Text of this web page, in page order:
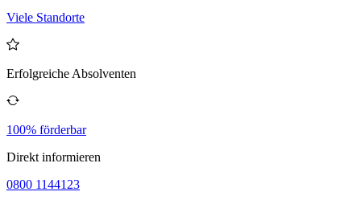
Viele Standorte
Erfolgreiche Absolventen
100% förderbar
Direkt informieren
0800 1144123